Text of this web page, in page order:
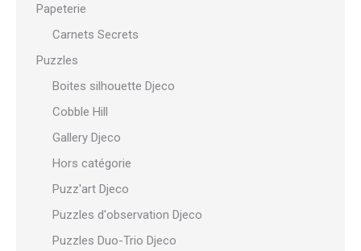
Papeterie
Carnets Secrets
Puzzles
Boites silhouette Djeco
Cobble Hill
Gallery Djeco
Hors catégorie
Puzz'art Djeco
Puzzles d'observation Djeco
Puzzles Duo-Trio Djeco